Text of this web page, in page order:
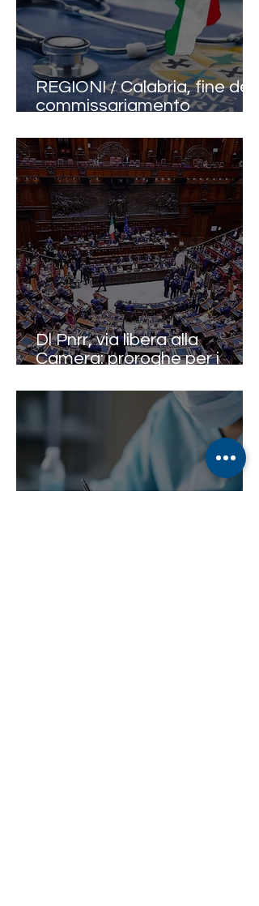
REGIONI / Calabria, fine del
commissariamento
la gestione ordinaria
Dl Pnrr, via libera alla
Camera: proroghe per i
telemedicina e territorio